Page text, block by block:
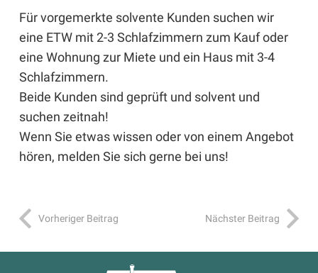
Für vorgemerkte solvente Kunden suchen wir
eine ETW mit 2-3 Schlafzimmern zum Kauf oder
eine Wohnung zur Miete und ein Haus mit 3-4
Schlafzimmern.
Beide Kunden sind geprüft und solvent und
suchen zeitnah!
Wenn Sie etwas wissen oder von einem Angebot
hören, melden Sie sich gerne bei uns!
Vorheriger Beitrag Nächster Beitrag